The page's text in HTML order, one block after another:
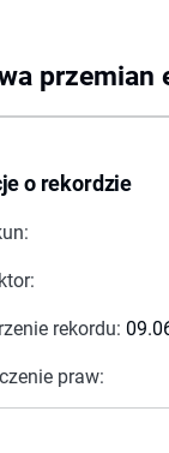
przemian
o rekordzie
rekordu:
praw: